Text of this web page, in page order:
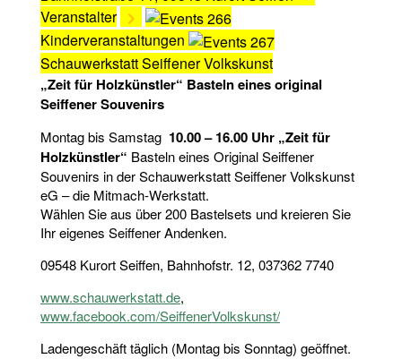
Veranstalter
Kinderveranstaltungen
Schauwerkstatt Seiffener Volkskunst
„Zeit für Holzkünstler“ Basteln eines original
Seiffener Souvenirs
Montag bis Samstag 10.00 – 16.00 Uhr „Zeit für
Holzkünstler“ Basteln eines Original Seiffener
Souvenirs in der Schauwerkstatt Seiffener Volkskunst
eG – die Mitmach-Werkstatt.
Wählen Sie aus über 200 Bastelsets und kreieren Sie
Ihr eigenes Seiffener Andenken.
09548 Kurort Seiffen, Bahnhofstr. 12, 037362 7740
www.schauwerkstatt.de,
www.facebook.com/SeiffenerVolkskunst/
Ladengeschäft täglich (Montag bis Sonntag) geöffnet.